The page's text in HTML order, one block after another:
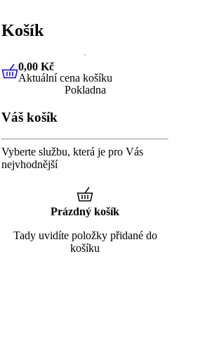
Košík
0,00 KčAktuální cena košíku
0,00 Kč
Aktuální cena košíku
Pokladna
Váš košík
Vyberte službu, která je pro Vás
nejvhodnější
Prázdný košík
Tady uvidíte položky přidané do
košíku